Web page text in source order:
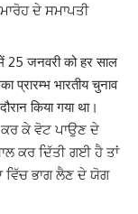
ਦੇ ਸਮਾਪਤੀ
25 जनवरी को हर साल
प्रारम्भ भारतीय चुनाव
किया गया था।
ਕਰ ਕੇ ਵੋਟ ਪਾਉਣ ਦੇ
ਕਰ ਦਿੱਤੀ ਗਈ ਹੈ ਤਾਂ
ਵਿੱਚ ਭਾਗ ਲੈਣ ਦੇ ਯੋਗ